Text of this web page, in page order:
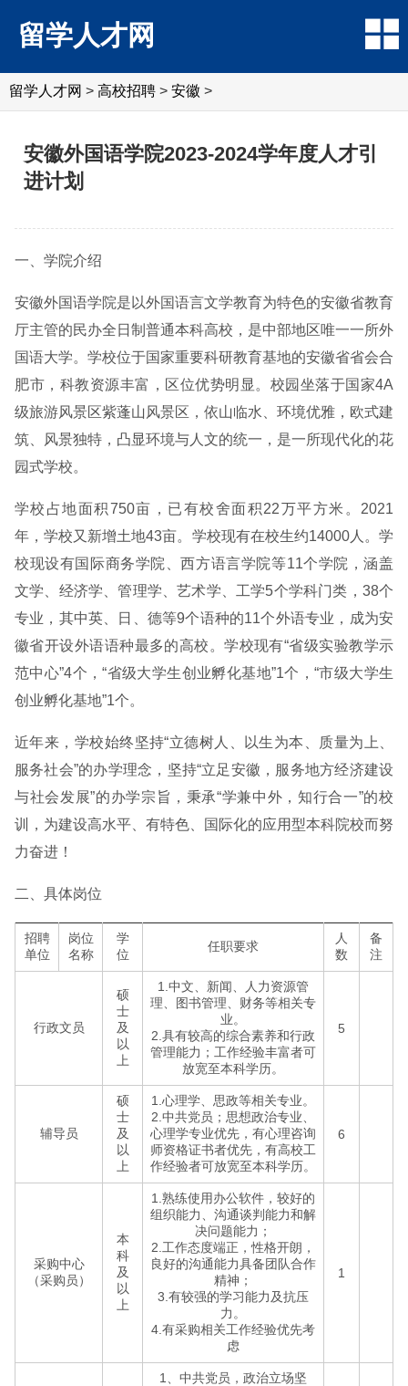
留学人才网
留学人才网 > 高校招聘 > 安徽 >
安徽外国语学院2023-2024学年度人才引
进计划
一、学院介绍
安徽外国语学院是以外国语言文学教育为特色的安徽省教育
厅主管的民办全日制普通本科高校，是中部地区唯一一所外
国语大学。学校位于国家重要科研教育基地的安徽省省会合
肥市，科教资源丰富，区位优势明显。校园坐落于国家4A
级旅游风景区紫蓬山风景区，依山临水、环境优雅，欧式建
筑、风景独特，凸显环境与人文的统一，是一所现代化的花
园式学校。
学校占地面积750亩，已有校舍面积22万平方米。2021
年，学校又新增土地43亩。学校现有在校生约14000人。学
校现设有国际商务学院、西方语言学院等11个学院，涵盖
文学、经济学、管理学、艺术学、工学5个学科门类，38个
专业，其中英、日、德等9个语种的11个外语专业，成为安
徽省开设外语语种最多的高校。学校现有“省级实验教学示
范中心”4个，“省级大学生创业孵化基地”1个，“市级大学生
创业孵化基地”1个。
近年来，学校始终坚持“立德树人、以生为本、质量为上、
服务社会”的办学理念，坚持“立足安徽，服务地方经济建设
与社会发展”的办学宗旨，秉承“学兼中外，知行合一”的校
训，为建设高水平、有特色、国际化的应用型本科院校而努
力奋进！
二、具体岗位
招聘
单位
岗位
名称
学
位
任职要求
人
数
备
注
行政文员
硕
士
及
以
上
1.中文、新闻、人力资源管
理、图书管理、财务等相关专
业。
2.具有较高的综合素养和行政
管理能力；工作经验丰富者可
放宽至本科学历。
5
辅导员
硕
士
及
以
上
1.心理学、思政等相关专业。
2.中共党员；思想政治专业、
心理学专业优先，有心理咨询
师资格证书者优先，有高校工
作经验者可放宽至本科学历。
6
采购中心
（采购员）
本
科
及
以
上
1.熟练使用办公软件，较好的
组织能力、沟通谈判能力和解
决问题能力；
2.工作态度端正，性格开朗，
良好的沟通能力具备团队合作
精神；
3.有较强的学习能力及抗压
力。
4.有采购相关工作经验优先考
虑
1
1、中共党员，政治立场坚